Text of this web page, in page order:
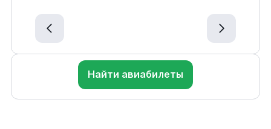
Найти авиабилеты